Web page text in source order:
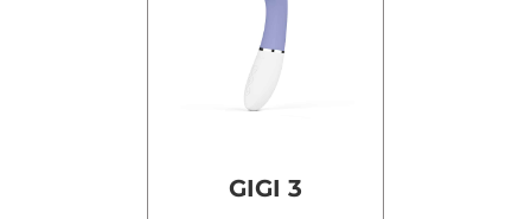
GIGI 3